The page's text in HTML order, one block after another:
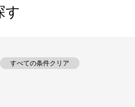
す
すべての条件クリア